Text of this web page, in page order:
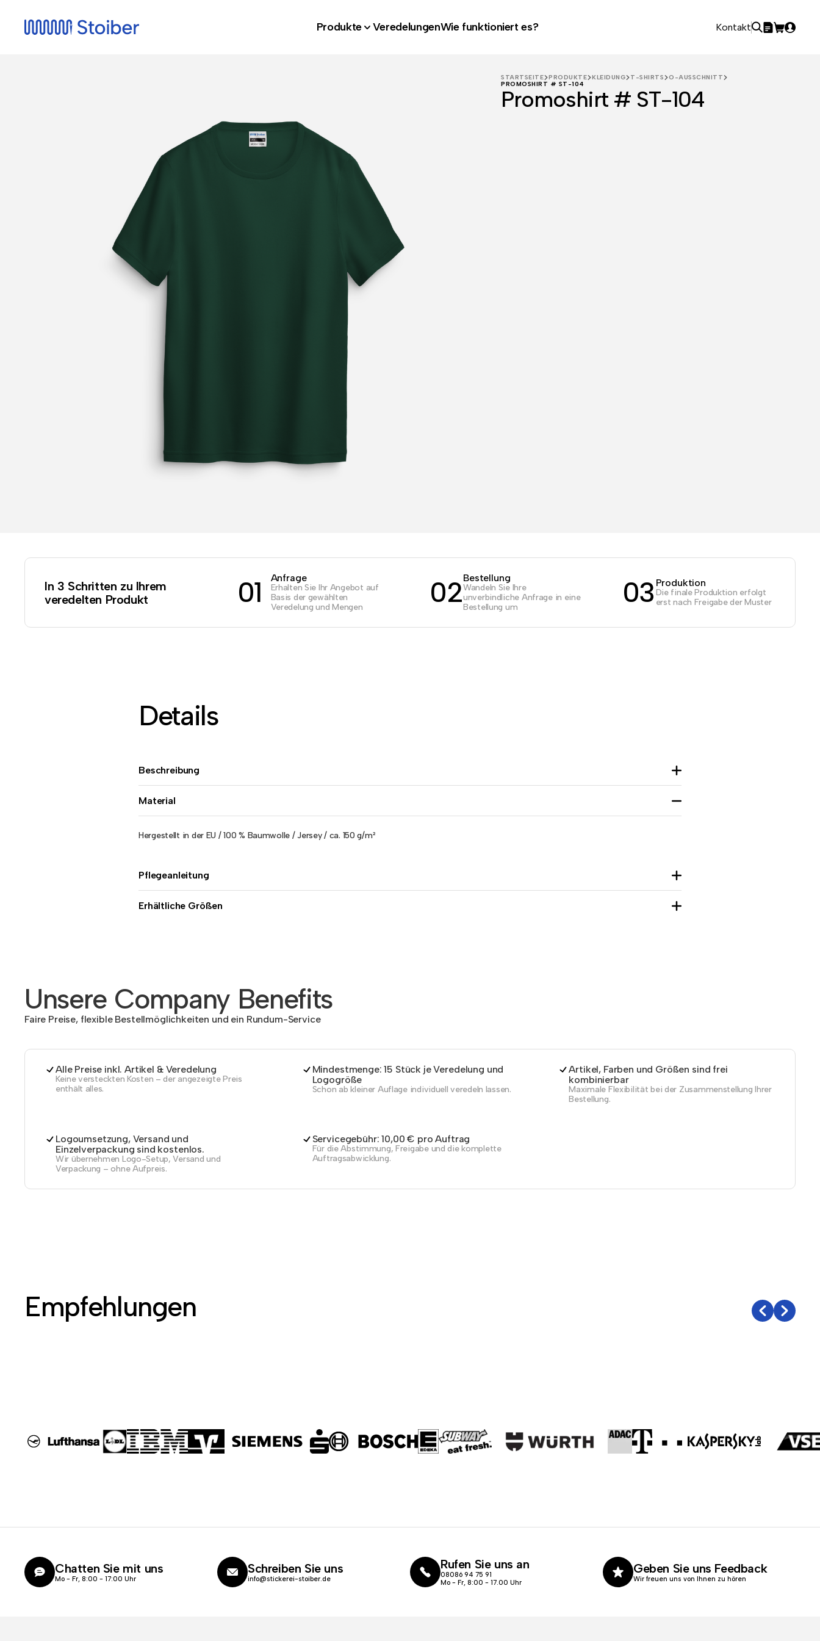
Produkte VeredelungenWie funktioniert es? Kontakt
STARTSEITE PRODUKTE KLEIDUNG T-SHIRTS
O-AUSSCHNITT
PROMOSHIRT # ST-104
Promoshirt # ST-104
In 3 Schritten zu Ihrem
veredelten Produkt
01 Anfrage
Erhalten Sie Ihr Angebot auf
Basis der gewählten
Veredelung und Mengen
02Bestellung
Wandeln Sie Ihre
unverbindliche Anfrage in eine
Bestellung um
03 Produktion
Die finale Produktion erfolgt
erst nach Freigabe der Muster
Details
Beschreibung
Material
Hergestellt in der EU / 100 % Baumwolle / Jersey / ca. 150 g/m²
Pflegeanleitung
Erhältliche Größen
Unsere Company Benefits
Faire Preise, flexible Bestellmöglichkeiten und ein Rundum-Service
Alle Preise inkl. Artikel & Veredelung
Keine versteckten Kosten – der angezeigte Preis
enthält alles.
Mindestmenge: 15 Stück je Veredelung und
Logogröße
Schon ab kleiner Auflage individuell veredeln lassen.
Artikel, Farben und Größen sind frei
kombinierbar
Maximale Flexibilität bei der Zusammenstellung Ihrer
Bestellung.
Logoumsetzung, Versand und
Einzelverpackung sind kostenlos.
Wir übernehmen Logo-Setup, Versand und
Verpackung – ohne Aufpreis.
Servicegebühr: 10,00 € pro Auftrag
Für die Abstimmung, Freigabe und die komplette
Auftragsabwicklung.
Empfehlungen
Chatten Sie mit uns
Mo - Fr, 8:00 - 17:00 Uhr
Schreiben Sie uns
info@stickerei-stoiber.de
Rufen Sie uns an
08086 94 75 91
Mo - Fr, 8:00 - 17.00 Uhr
Geben Sie uns Feedback
Wir freuen uns von Ihnen zu hören